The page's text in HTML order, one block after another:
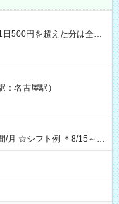
ります ★日払い
金GET♪ お仕事後はコン
名古屋駅）
15～
00～21：00 ＊8/31
～16：00 ＊9/6～